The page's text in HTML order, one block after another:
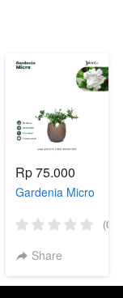
Rp 75.000
Gardenia Micro
(0)
Share